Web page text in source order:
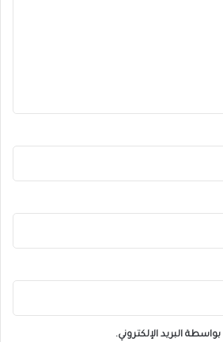
البريد الإلكتروني.